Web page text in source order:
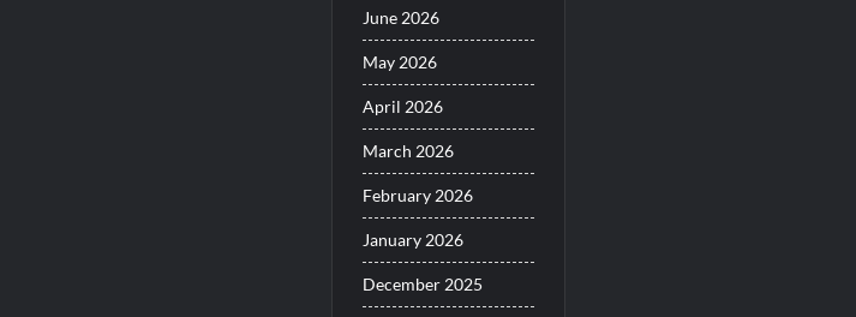
June 2026
May 2026
April 2026
March 2026
February 2026
January 2026
December 2025